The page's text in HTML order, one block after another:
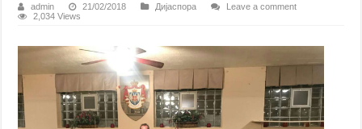
admin 21/02/2018 Дијаспора
Leave a comment
2,034 Views